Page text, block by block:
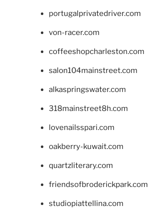
portugalprivatedriver.com
von-racer.com
coffeeshopcharleston.com
salon104mainstreet.com
alkaspringswater.com
318mainstreet8h.com
lovenailsspari.com
oakberry-kuwait.com
quartzliterary.com
friendsofbroderickpark.com
studiopiattellina.com